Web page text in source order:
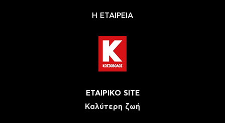
Η ΕΤΑΙΡΕΙΑ
ΕΤΑΙΡΙΚΟ SITE
Καλύτερη ζωή